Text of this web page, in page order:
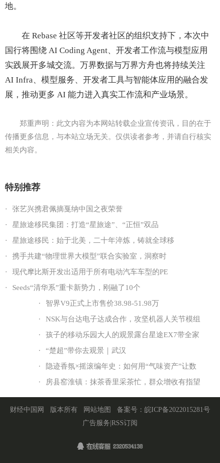
地。
在 Rebase 社区等开发者社区的组织支持下，本次中
国行将围绕 AI Coding Agent、开发者工作流与模型应用
实践展开多城交流。万界数据与万界方舟也将持续关注
AI Infra、模型服务、开发者工具与智能体应用的融合发
展，推动更多 AI 能力进入真实工作流和产业场景。
郑重声明：此文内容为本网站转载企业宣传资讯，目的在于
传播更多信息，与本站立场无关。仅供读者参考，并请自行核实
相关内容。
特别推荐
·
张艺兴携君佩摘戛纳中国之夜荣誉
·
星旅途移民集团：打造“星旅途”、“正恒”双品
·
星旅途移民：始于北美，二十年淬炼，铸就全球移
·
携手共建“物理世界大模型”联合实验室，洞察时
·
现代摩比斯开发出适用于所有电动汽车车型的PE
·
Seeds“清华系”重卡新势力，刚融了10个
·
智界V9正式上市售价38.98-51.98万
·
NSK与台达电子达成合作，攻坚机器人关节模组
·
孩子的移动乐园大人的观景露台星途EX7带全家
·
“楚超”带你去观景｜武汉
·
隐迹香氛×摇滚编年史：如何用“气味资产”让数
·
房县窑淮镇：抹茶香里采茶忙，群众增收有指望
财经中国网 版本所有 网站地图 备案号： 皖ICP备2022015281号
广告服务|RSS订阅